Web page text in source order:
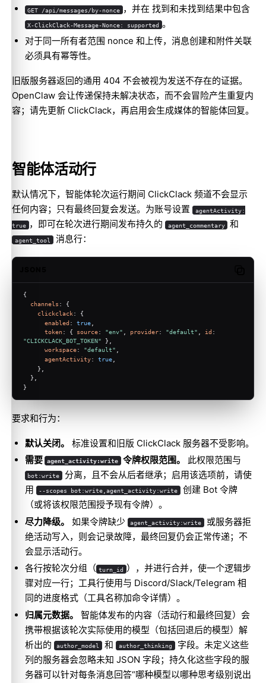
GET /api/messages/by-nonce ，并在 找到和未找到结果中包含
X-ClickClack-Message-Nonce: supported 。
对于同一所有者范围 nonce 和上传，消息创建和附件关联
必须具有幂等性。
旧版服务器返回的通用 404 不会被视为发送不存在的证据。
OpenClaw 会让传递保持未解决状态，而不会冒险产生重复内
容；请先更新 ClickClack，再启用会生成媒体的智能体回复。
智能体活动行
默认情况下，智能体轮次运行期间 ClickClack 频道不会显示
任何内容；只有最终回复会发送。为账号设置
agentActivity:
true ，即可在轮次进行期间发布持久的 agent_commentary 和
agent_tool 消息行：
{
channels : {
clickclack: {
enabled : true
token: { source: "env" provider: "default" id
"CLICKCLACK_BOT_TOKEN" },
workspace: "default"
agentActivity: true
    },
  },
}
要求和行为：
默认关闭。
标准设置和旧版 ClickClack 服务器不受影响。
需要
agent_activity:write 令牌权限范围。 此权限范围与
bot:write
分离，且不会从后者继承；启用该选项前，请使
用
--scopes bot:write,agent_activity:write
创建 Bot 令牌
（或将该权限范围授予现有令牌）。
尽力降级。
如果令牌缺少 agent_activity:write
或服务器拒
绝活动写入，则会记录故障，最终回复仍会正常传递；不
会显示活动行。
各行按轮次分组（ turn_id ），并进行合并，使一个逻辑步
骤对应一行；工具行使用与 Discord/Slack/Telegram 相
同的进度格式（工具名称加命令详情）。
归属元数据。
智能体发布的内容（活动行和最终回复）会
携带根据该轮次实际使用的模型（包括回退后的模型）解
析出的
author_model 和 author_thinking 字段。未定义这些
列的服务器会忽略未知 JSON 字段；持久化这些字段的服
务器可以针对每条消息回答“哪种模型以哪种思考级别说出